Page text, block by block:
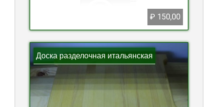
₽ 150,00
Доска разделочная итальянская